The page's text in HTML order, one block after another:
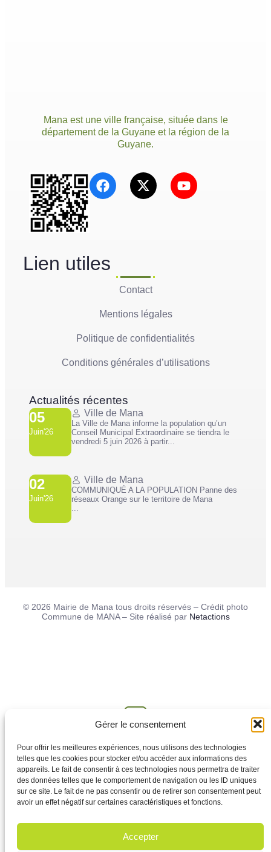
Gérer le consentement
Pour offrir les meilleures expériences, nous utilisons des technologies
telles que les cookies pour stocker et/ou accéder aux informations des
appareils. Le fait de consentir à ces technologies nous permettra de traiter
des données telles que le comportement de navigation ou les ID uniques
sur ce site. Le fait de ne pas consentir ou de retirer son consentement peut
avoir un effet négatif sur certaines caractéristiques et fonctions.
Accepter
Mana est une ville française, située dans le
département de la Guyane et la région de la
Guyane.
Lien utiles
Contact
Mentions légales
Politique de confidentialités
Conditions générales d’utilisations
Actualités récentes
05
Juin'26
Ville de Mana
La Ville de Mana informe la population qu’un
Conseil Municipal Extraordinaire se tiendra le
vendredi 5 juin 2026 à partir...
02
Juin'26
Ville de Mana
COMMUNIQUÉ A LA POPULATION Panne des
réseaux Orange sur le territoire de Mana
© 2026 Mairie de Mana tous droits réservés – Crédit photo
Commune de MANA – Site réalisé par Netactions
Restez informé·e
Recevez nos dernières actualités et ressources directement
dans votre boîte mail.